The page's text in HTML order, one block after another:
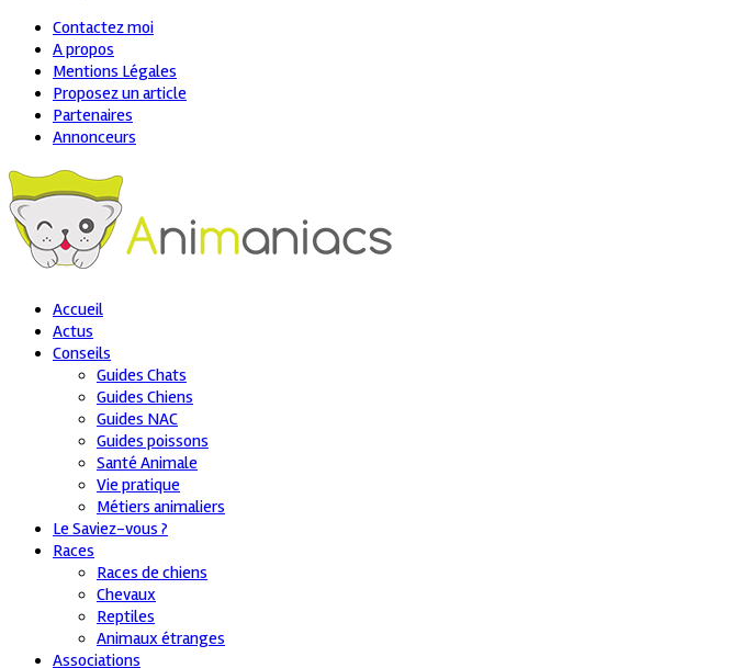
Contactez moi
A propos
Mentions Légales
Proposez un article
Partenaires
Annonceurs
Accueil
Actus
Conseils
Guides Chats
Guides Chiens
Guides NAC
Guides poissons
Santé Animale
Vie pratique
Métiers animaliers
Le Saviez-vous ?
Races
Races de chiens
Chevaux
Reptiles
Animaux étranges
Associations